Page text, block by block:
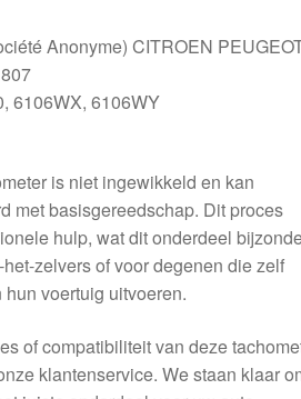
Anonyme) CITROEN
6106WX, 6106WY
is niet ingewikkeld en kan
met basisgereedschap. Dit proces
hulp, wat dit onderdeel
zelvers of voor degenen die zelf
voertuig uitvoeren.
of compatibiliteit van deze
klantenservice. We staan klaar